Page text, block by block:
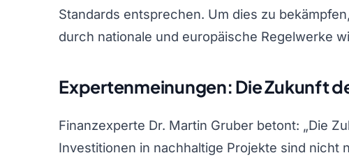
Standards entsprechen. Um dies zu
durch nationale und europäische Regelwerke
Expertenmeinungen: Die Zukunft
Finanzexperte Dr. Martin Gruber betont: „Die
Investitionen in nachhaltige Projekte sind nicht